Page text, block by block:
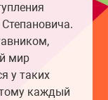
мир
у таких
каждый